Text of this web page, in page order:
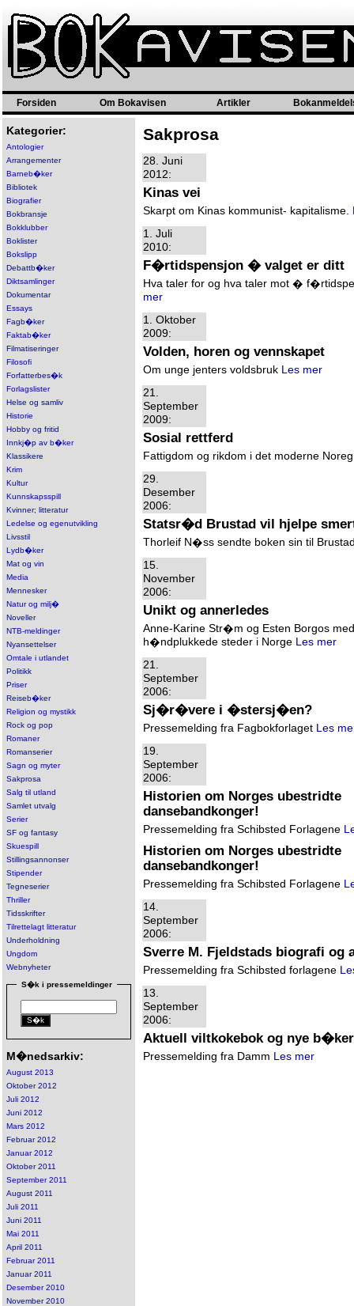
Forsiden Om Bokavisen Artikler
Kategorier:
Antologier
Arrangementer
Barneb�ker
Bibliotek
Biografier
Bokbransje
Bokklubber
Boklister
Bokslipp
Debattb�ker
Diktsamlinger
Dokumentar
Essays
Fagb�ker
Faktab�ker
Filmatiseringer
Filosofi
Forfatterbes�k
Forlagslister
Helse og samliv
Historie
Hobby og fritid
Innkj�p av b�ker
Klassikere
Krim
Kultur
Kunnskapsspill
Kvinner; litteratur
Ledelse og egenutvikling
Livsstil
Lydb�ker
Mat og vin
Media
Mennesker
Natur og milj�
Noveller
NTB-meldinger
Nyansettelser
Omtale i utlandet
Politikk
Priser
Reiseb�ker
Religion og mystikk
Rock og pop
Romaner
Romanserier
Sagn og myter
Sakprosa
Salg til utland
Samlet utvalg
Serier
SF og fantasy
Skuespill
Stillingsannonser
Stipender
Tegneserier
Thriller
Tidsskrifter
Tilrettelagt litteratur
Underholdning
Ungdom
Webnyheter
S�k i pressemeldinger
M�nedsarkiv:
August 2013
Oktober 2012
Juli 2012
Juni 2012
Mars 2012
Februar 2012
Januar 2012
Oktober 2011
September 2011
August 2011
Juli 2011
Juni 2011
Mai 2011
April 2011
Februar 2011
Januar 2011
Desember 2010
November 2010
Sakprosa
28. Juni
2012:
Kinas vei
Skarpt om Kinas kommunist- kapitalisme.
1. Juli
2010:
F�rtidspensjon � valget er ditt
Hva taler for og hva taler mot �
mer
1. Oktober
2009:
Volden, horen og vennskapet
Om unge jenters voldsbruk Les mer
21.
September
2009:
Sosial rettferd
Fattigdom og rikdom i det moderne
29.
Desember
2006:
Statsr�d Brustad vil hjelpe
Thorleif N�ss sendte boken sin til
15.
November
2006:
Unikt og annerledes
Anne-Karine Str�m og Esten Borgos
h�ndplukkede steder i Norge Les mer
21.
September
2006:
Sj�r�vere i �stersj�en?
Pressemelding fra Fagbokforlaget Les
19.
September
2006:
Historien om Norges ubestridte
dansebandkonger!
Pressemelding fra Schibsted Forlagene
Historien om Norges ubestridte
dansebandkonger!
Pressemelding fra Schibsted Forlagene
14.
September
2006:
Sverre M. Fjeldstads biografi og
Pressemelding fra Schibsted forlagene
13.
September
2006:
Aktuell viltkokebok og nye
Pressemelding fra Damm Les mer